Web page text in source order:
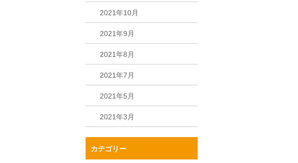
2021年10月
2021年9月
2021年8月
2021年7月
2021年5月
2021年3月
カテゴリー